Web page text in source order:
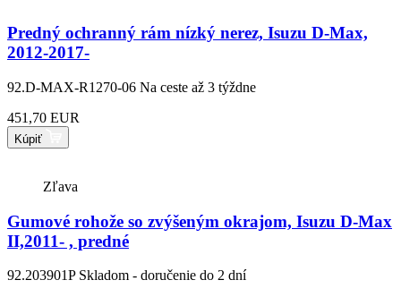
Predný ochranný rám nízký nerez, Isuzu D-Max,
2012-2017-
92.D-MAX-R1270-06 Na ceste až 3 týždne
451,70 EUR
Kúpiť
Zľava
Gumové rohože so zvýšeným okrajom, Isuzu D-Max
II,2011- , predné
92.203901P Skladom - doručenie do 2 dní